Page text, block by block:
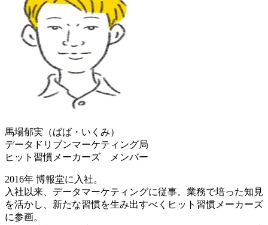
馬場郁実（ばば・いくみ）
データドリブンマーケティング局
ヒット習慣メーカーズ メンバー
2016年 博報堂に入社。
入社以来、データマーケティングに従事。業務で培った知見
を活かし、新たな習慣を生み出すべくヒット習慣メーカーズ
に参画。